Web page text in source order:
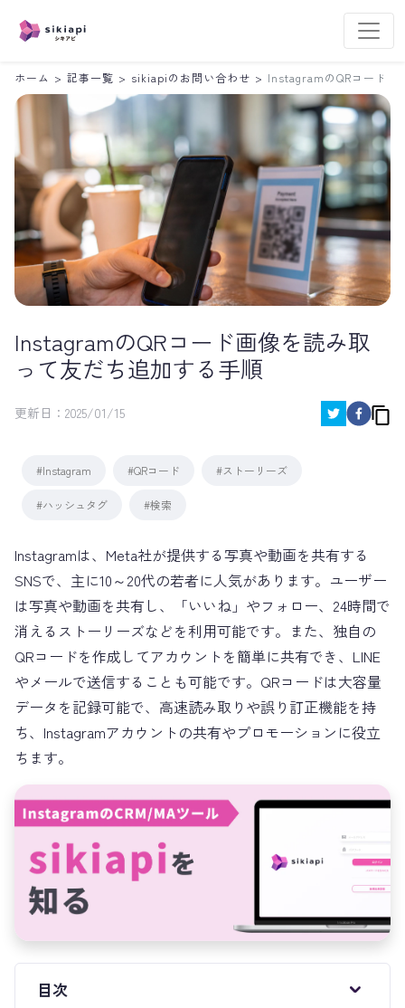
ホーム > 記事一覧 > sikiapiのお問い合わせ > InstagramのQRコード画
InstagramのQRコード画像を読み取
って友だち追加する手順
更新日： 2025/01/15
#Instagram #QRコード #ストーリーズ
#ハッシュタグ #検索
Instagramは、Meta社が提供する写真や動画を共有する
SNSで、主に10～20代の若者に人気があります。ユーザー
は写真や動画を共有し、「いいね」やフォロー、24時間で
消えるストーリーズなどを利用可能です。また、独自の
QRコードを作成してアカウントを簡単に共有でき、LINE
やメールで送信することも可能です。QRコードは大容量
データを記録可能で、高速読み取りや誤り訂正機能を持
ち、Instagramアカウントの共有やプロモーションに役立
ちます。
目次